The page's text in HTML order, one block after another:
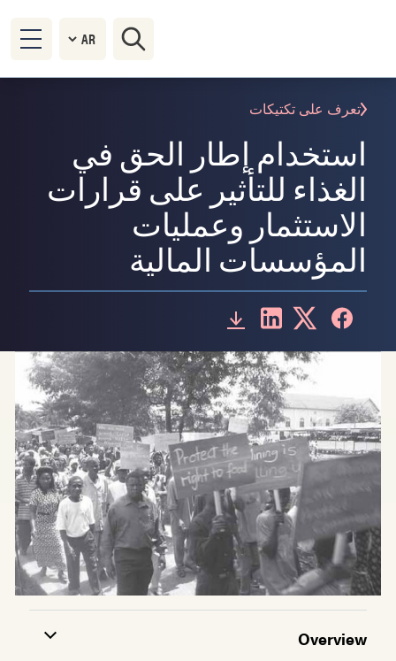
تعرف على تكتيكات
استخدام إطار الحق في
الغذاء للتأثير على قرارات
الاستثمار وعمليات
المؤسسات المالية
Overview